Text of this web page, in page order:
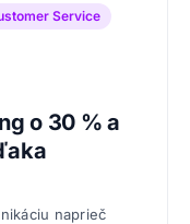
Service
o 30 % a
naprieč